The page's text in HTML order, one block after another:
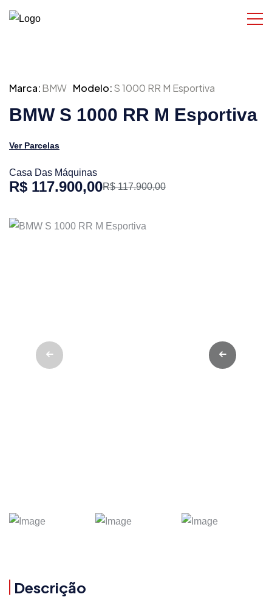
Marca:BMW Modelo:S 1000 RR M Esportiva
BMW S 1000 RR M Esportiva
Ver Parcelas
Casa Das Máquinas
R$ 117.900,00R$ 117.900,00
Descrição